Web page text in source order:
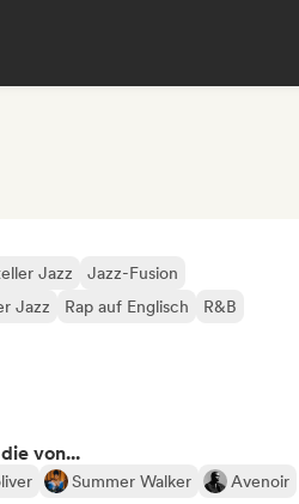
Jazz
Jazz-Fusion
Jazz Rap auf Englisch
R&B
von...
Summer Walker
Avenoir